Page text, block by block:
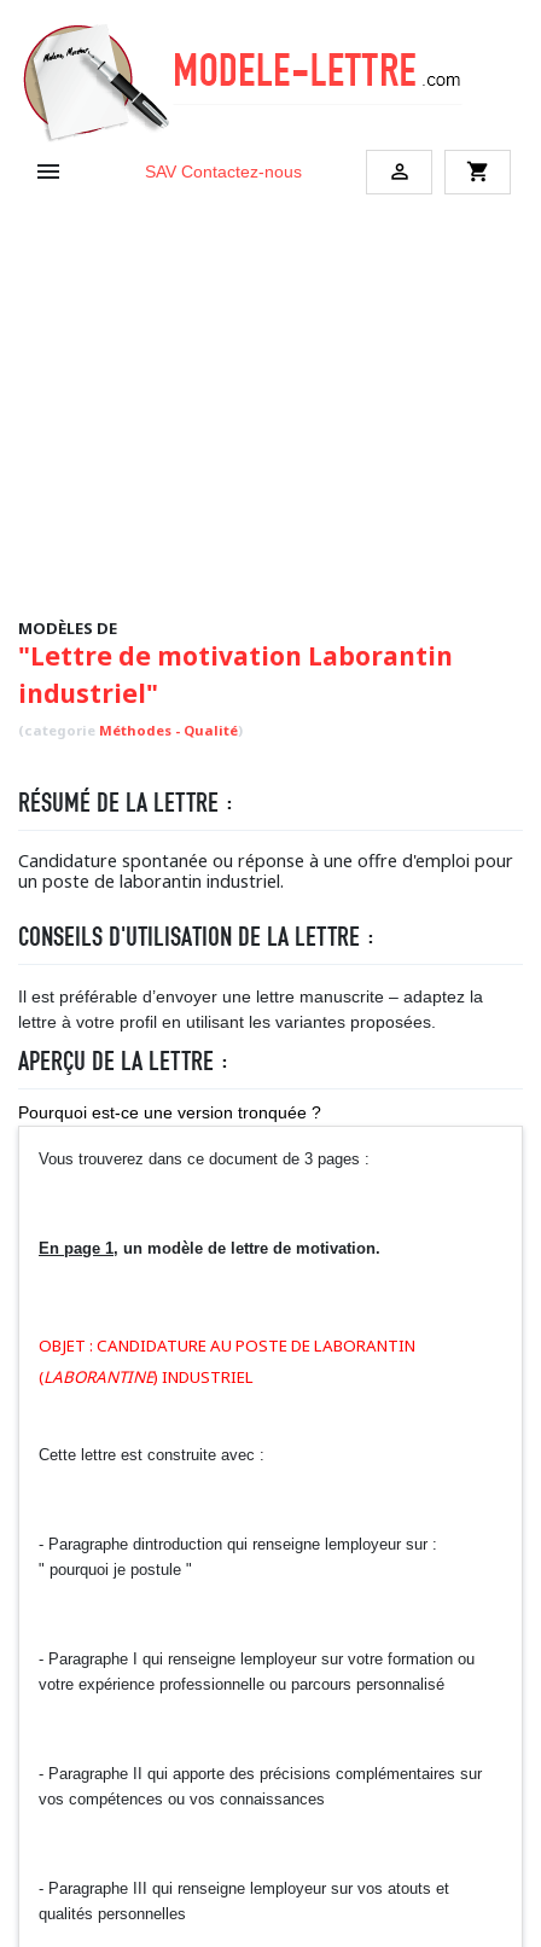
 SAV Contactez-nous  shopping_cart
MODÈLES DE
"Lettre de motivation Laborantin
industriel"
(categorie Méthodes - Qualité)
RÉSUMÉ DE LA LETTRE :
Candidature spontanée ou réponse à une offre d'emploi pour
un poste de laborantin industriel.
CONSEILS D'UTILISATION DE LA LETTRE :
Il est préférable d’envoyer une lettre manuscrite – adaptez la
lettre à votre profil en utilisant les variantes proposées.
APERÇU DE LA LETTRE :
Pourquoi est-ce une version tronquée ?
Vous trouverez dans ce document de 3 pages :
En page 1, un modèle de lettre de motivation.
OBJET : CANDIDATURE AU POSTE DE LABORANTIN
(LABORANTINE) INDUSTRIEL
Cette lettre est construite avec :
- Paragraphe dintroduction qui renseigne lemployeur sur :
" pourquoi je postule "
- Paragraphe I qui renseigne lemployeur sur votre formation ou
votre expérience professionnelle ou parcours personnalisé
- Paragraphe II qui apporte des précisions complémentaires sur
vos compétences ou vos connaissances
- Paragraphe III qui renseigne lemployeur sur vos atouts et
qualités personnelles